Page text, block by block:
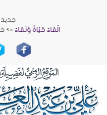
جديد
الْمَاءُ حَيَاةٌ وَنَمَاءٌ=> خطب